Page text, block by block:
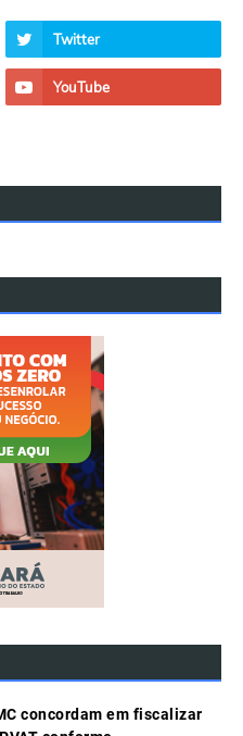
concordam em fiscalizar